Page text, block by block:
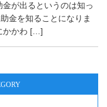
が出るというのは知っ
金を知ることになりま
かかわ […]